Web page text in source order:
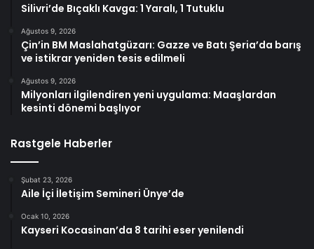
Silivri’de Bıçaklı Kavga: 1 Yaralı, 1 Tutuklu
Ağustos 9, 2026
Çin’in BM Maslahatgüzarı: Gazze ve Batı Şeria’da barış
ve istikrar yeniden tesis edilmeli
Ağustos 9, 2026
Milyonları ilgilendiren yeni uygulama: Maaşlardan
kesinti dönemi başlıyor
Rastgele Haberler
Şubat 23, 2026
Aile İçi İletişim Semineri Ünye’de
Ocak 10, 2026
Kayseri Kocasinan’da 8 tarihi eser yenilendi